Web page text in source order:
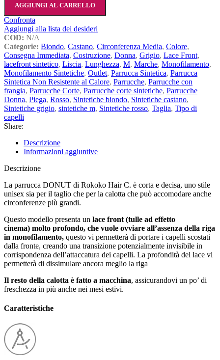
AGGIUNGI AL CARRELLO
Confronta
Aggiungi alla lista dei desideri
COD: N/A
Categorie: Biondo, Castano, Circonferenza Media, Colore,
Consegna Immediata, Costruzione, Donna, Grigio, Lace Front,
lacefront sintetico, Liscia, Lunghezza, M, Marche, Monofilamento,
Monofilamento Sintetiche, Outlet, Parrucca Sintetica, Parrucca
Sintetica Non Resistente al Calore, Parrucche, Parrucche con
frangia, Parrucche Corte, Parrucche corte sintetiche, Parrucche
Donna, Piega, Rosso, Sintetiche biondo, Sintetiche castano,
Sintetiche grigio, sintetiche m, Sintetiche rosso, Taglia, Tipo di
capelli
Share:
Descrizione
Informazioni aggiuntive
Descrizione
La parrucca DONUT di Rokoko Hair C. è corta e decisa, uno stile
unisex sia per il taglio che per la calotta che può accomodare anche
circonferenze più grandi.
Questo modello presenta un lace front (tulle ad effetto
cinema) molto profondo, che vuole ovviare all’assenza della riga
in monofilamento, questo vi permetterà di portare i capelli scostati
dalla fronte, creando una transizione potenzialmente invisibile in
corrispondenza dell’attaccatura dei capelli. La profondità del lace vi
permetterà di dissimulare ancora meglio la riga
Il resto della calotta è fatto a macchina, assicurandovi un po’ di
freschezza in più anche nei mesi estivi.
Caratteristiche